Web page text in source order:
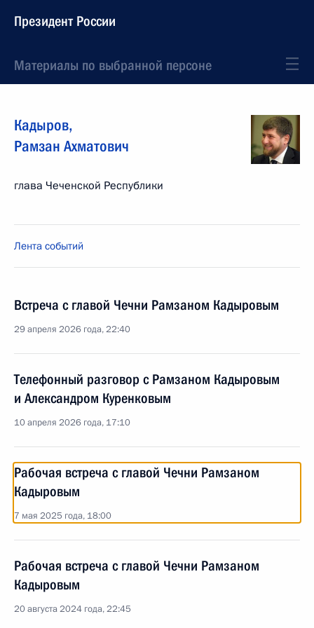
Президент России
Материалы по выбранной персоне
Кадыров,
Рамзан Ахматович
глава Чеченской Республики
Лента событий
Встреча с главой Чечни Рамзаном Кадыровым
29 апреля 2026 года, 22:40
Телефонный разговор с Рамзаном Кадыровым
и Александром Куренковым
10 апреля 2026 года, 17:10
Рабочая встреча с главой Чечни Рамзаном
Кадыровым
7 мая 2025 года, 18:00
Рабочая встреча с главой Чечни Рамзаном
Кадыровым
20 августа 2024 года, 22:45